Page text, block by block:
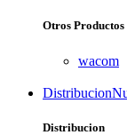
Otros Productos
wacom
Distribucion
Distribucion